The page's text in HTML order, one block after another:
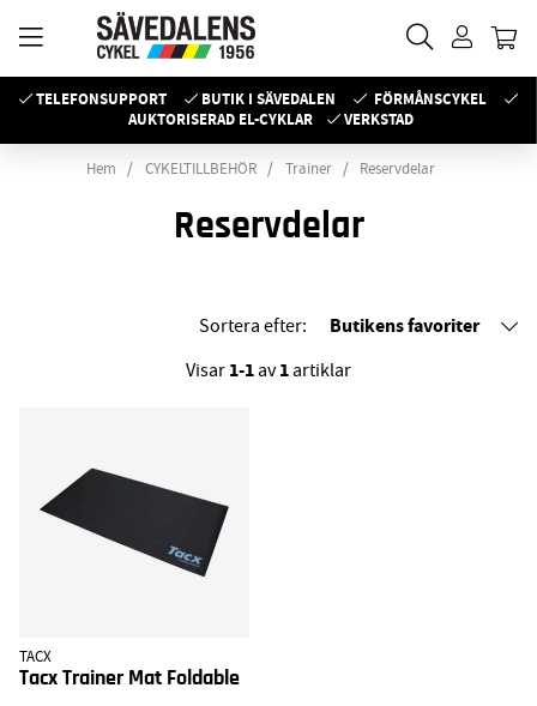
TELEFONSUPPORT BUTIK I SÄVEDALEN
FÖRMÅNSCYKEL
AUKTORISERAD EL-CYKLAR
VERKSTAD
Hem CYKELTILLBEHÖR Trainer Reservdelar
Reservdelar
Sortera efter: Butikens favoriter
Visar 1-1av1artiklar
TACX
Tacx Trainer Mat Foldable